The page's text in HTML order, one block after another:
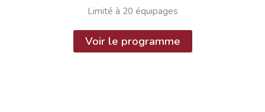
Limité à 20 équipages
Voir le programme